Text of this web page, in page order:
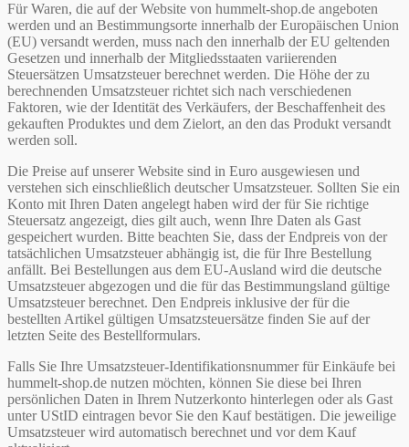
Für Waren, die auf der Website von hummelt-shop.de angeboten
werden und an Bestimmungsorte innerhalb der Europäischen Union
(EU) versandt werden, muss nach den innerhalb der EU geltenden
Gesetzen und innerhalb der Mitgliedsstaaten variierenden
Steuersätzen Umsatzsteuer berechnet werden. Die Höhe der zu
berechnenden Umsatzsteuer richtet sich nach verschiedenen
Faktoren, wie der Identität des Verkäufers, der Beschaffenheit des
gekauften Produktes und dem Zielort, an den das Produkt versandt
werden soll.
Die Preise auf unserer Website sind in Euro ausgewiesen und
verstehen sich einschließlich deutscher Umsatzsteuer. Sollten Sie ein
Konto mit Ihren Daten angelegt haben wird der für Sie richtige
Steuersatz angezeigt, dies gilt auch, wenn Ihre Daten als Gast
gespeichert wurden. Bitte beachten Sie, dass der Endpreis von der
tatsächlichen Umsatzsteuer abhängig ist, die für Ihre Bestellung
anfällt. Bei Bestellungen aus dem EU-Ausland wird die deutsche
Umsatzsteuer abgezogen und die für das Bestimmungsland gültige
Umsatzsteuer berechnet. Den Endpreis inklusive der für die
bestellten Artikel gültigen Umsatzsteuersätze finden Sie auf der
letzten Seite des Bestellformulars.
Falls Sie Ihre Umsatzsteuer-Identifikationsnummer für Einkäufe bei
hummelt-shop.de nutzen möchten, können Sie diese bei Ihren
persönlichen Daten in Ihrem Nutzerkonto hinterlegen oder als Gast
unter UStID eintragen bevor Sie den Kauf bestätigen. Die jeweilige
Umsatzsteuer wird automatisch berechnet und vor dem Kauf